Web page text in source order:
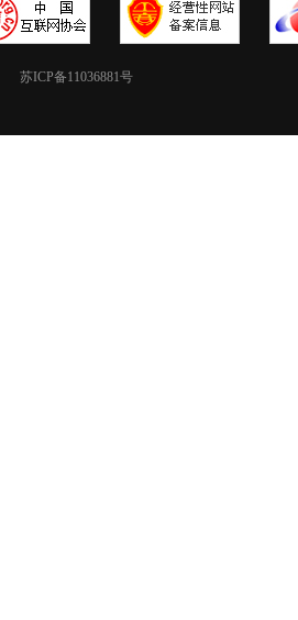
苏ICP备11036881号